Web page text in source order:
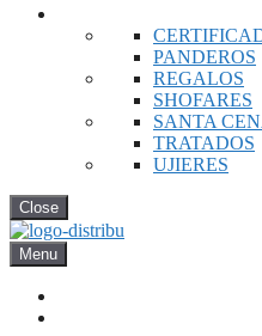
PANDEROS
REGALOS
SHOFARES
SANTA
TRATADOS
UJIERES
Close
Menu